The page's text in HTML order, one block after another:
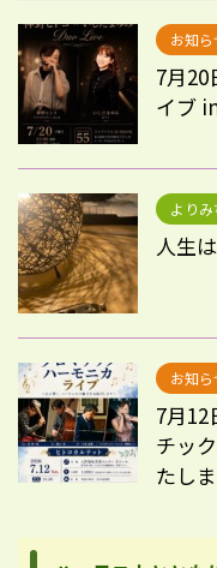
お知ら
7月
イブ
より
人生
お知ら
7月12
チッ
たし